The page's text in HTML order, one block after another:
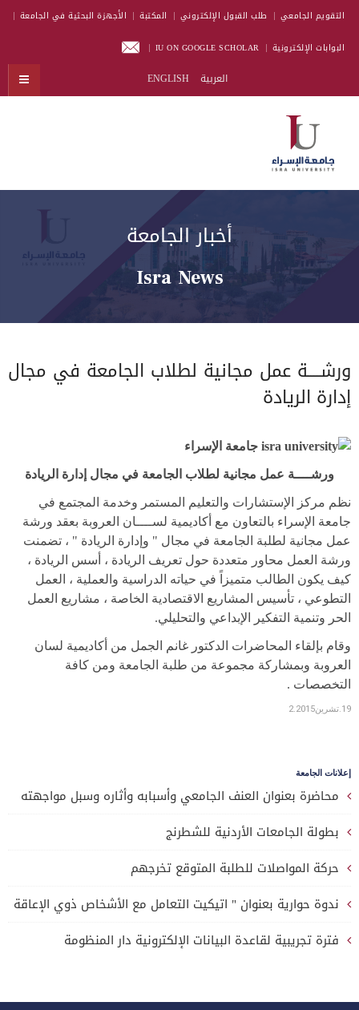
التقويم الجامعي طلب القبول الإلكتروني المكتبة الأجهزة البحثية في الجامعة
البوابات الإلكترونية IU ON GOOGLE SCHOLAR
العربية ENGLISH
أخبار الجامعة
Isra News
ورشــــة عمل مجانية لطلاب الجامعة في مجال
إدارة الريادة
ورشــــة عمل مجانية لطلاب الجامعة في مجال إدارة الريادة
نظم مركز الإستشارات والتعليم المستمر وخدمة المجتمع في
جامعة الإسراء بالتعاون مع أكاديمية لســــان العروبة بعقد ورشة
عمل مجانية لطلبة الجامعة في مجال " وإدارة الريادة " ، تضمنت
ورشة العمل محاور متعددة حول تعريف الريادة ، أسس الريادة ،
كيف يكون الطالب متميزاً في حياته الدراسية والعملية ، العمل
التطوعي ، تأسيس المشاريع الاقتصادية الخاصة ، مشاريع العمل
الحر وتنمية التفكير الإبداعي والتحليلي.
وقام بإلقاء المحاضرات الدكتور غانم الجمل من أكاديمية لسان
العروبة وبمشاركة مجموعة من طلبة الجامعة ومن كافة
التخصصات .
19.تشرين2.2015
إعلانات الجامعة
محاضرة بعنوان العنف الجامعي وأسبابه وأثاره وسبل مواجهته
بطولة الجامعات الأردنية للشطرنج
حركة المواصلات للطلبة المتوقع تخرجهم
ندوة حوارية بعنوان " اتيكيت التعامل مع الأشخاص ذوي الإعاقة
فترة تجريبية لقاعدة البيانات الإلكترونية دار المنظومة